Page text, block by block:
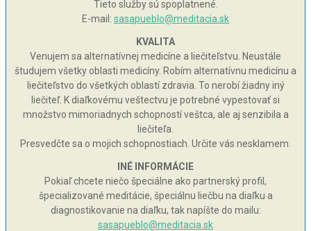
Tieto služby sú spoplatnené.
E-mail: sasapueblo@meditacia.sk
KVALITA
Venujem sa alternatívnej medicíne a liečiteľstvu. Neustále
študujem všetky oblasti medicíny. Robím alternatívnu medicínu a
liečiteľstvo do všetkých oblastí zdravia. To nerobí žiadny iný
liečiteľ. K diaľkovému veštectvu je potrebné vypestovať si
množstvo mimoriadnych schopností veštca, ale aj senzibila a
liečiteľa.
Presvedčte sa o mojich schopnostiach. Určite vás nesklamem.
INÉ INFORMÁCIE
Pokiaľ chcete niečo špeciálne ako partnerský profil,
špecializované meditácie, špeciálnu liečbu na diaľku a
diagnostikovanie na diaľku, tak napíšte do mailu:
sasapueblo@meditacia.sk